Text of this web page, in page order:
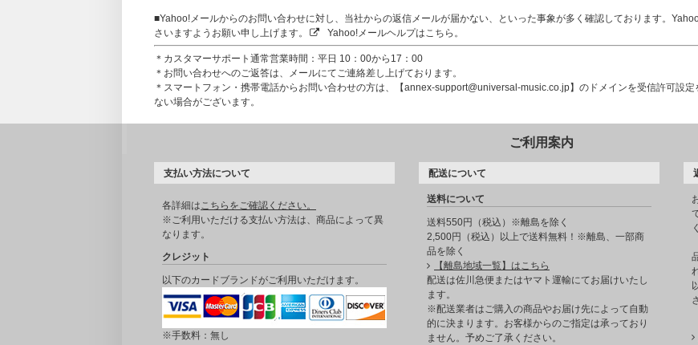
■Yahoo!メールからのお問い合わせに対し、当社からの返信メールが届かない、といった事象が多く確認しております。
さいますようお願い申し上げます。
Yahoo!メールヘルプはこちら。
＊カスタマーサポート通常営業時間：平日 10：00から17：00
＊お問い合わせへのご返答は、メールにてご連絡差し上げております。
＊スマートフォン・携帯電話からお問い合わせの方は、【annex-support@universal-music.co.jp】のドメインを受信許可設
ない場合がございます。
ご利用案内
支払い方法について
各詳細はこちらをご確認ください。
※ご利用いただける支払い方法は、商品によって異
なります。
クレジット
以下のカードブランドがご利用いただけます。
※手数料：無し
配送について
送料について
送料550円（税込）※離島を除く
2,500円（税込）以上で送料無料！※離島、一部商
品を除く
【離島地域一覧】はこちら
配送は佐川急便またはヤマト運輸にてお届けいたし
ます。
※配送業者はご購入の商品やお届け先によって自動
的に決まります。お客様からのご指定は承っており
ません。予めご了承ください。